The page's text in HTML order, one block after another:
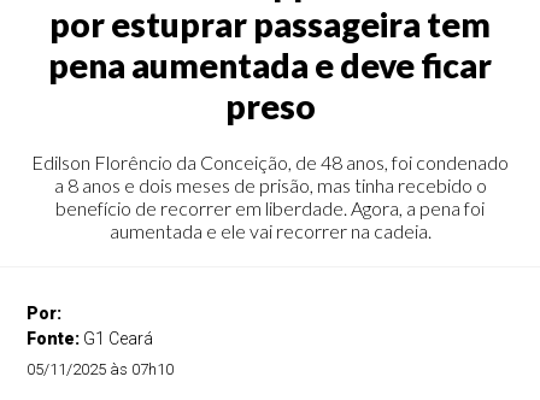
por estuprar passageira tem
pena aumentada e deve ficar
preso
Edilson Florêncio da Conceição, de 48 anos, foi condenado
a 8 anos e dois meses de prisão, mas tinha recebido o
benefício de recorrer em liberdade. Agora, a pena foi
aumentada e ele vai recorrer na cadeia.
Por:
Fonte: G1 Ceará
05/11/2025 às 07h10